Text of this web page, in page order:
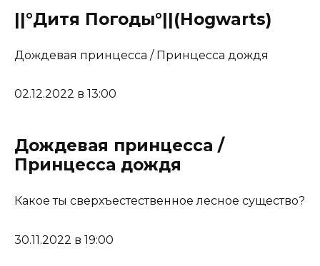
||°Дитя Погоды°||(Hogwarts)
Дождевая принцесса / Принцесса дождя
02.12.2022 в 13:00
Дождевая принцесса /
Принцесса дождя
Какое ты сверхъестественное лесное существо?
30.11.2022 в 19:00